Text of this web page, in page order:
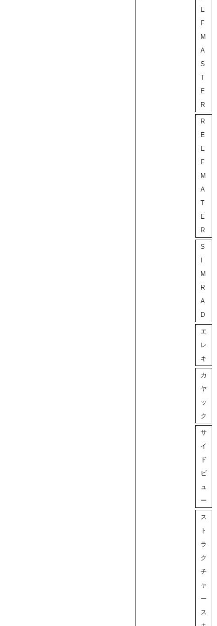
E
F
M
A
S
T
E
R
R
E
E
F
M
A
T
E
R
S
M
R
A
D
エ
レ
キ
カ
ヤ
ッ
ク
サ
イ
ド
ビ
ュ
ー
ス
ト
ラ
ク
チ
ャ
ー
ス